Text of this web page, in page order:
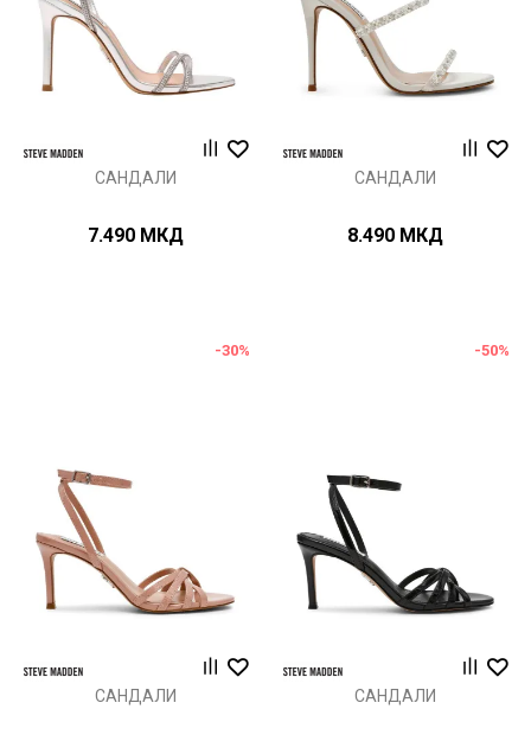
САНДАЛИ
7.490 МКД
САНДАЛИ
8.490 МКД
-30%
САНДАЛИ
-50%
САНДАЛИ